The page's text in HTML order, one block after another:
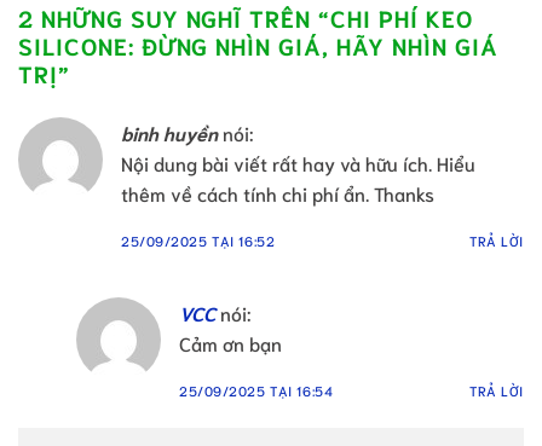
2 NHỮNG SUY NGHĨ TRÊN “CHI PHÍ KEO
SILICONE: ĐỪNG NHÌN GIÁ, HÃY NHÌN GIÁ
TRỊ”
binh huyền nói:
Nội dung bài viết rất hay và hữu ích. Hiểu
thêm về cách tính chi phí ẩn. Thanks
25/09/2025 TẠI 16:52 TRẢ LỜI
VCC nói:
Cảm ơn bạn
25/09/2025 TẠI 16:54 TRẢ LỜI